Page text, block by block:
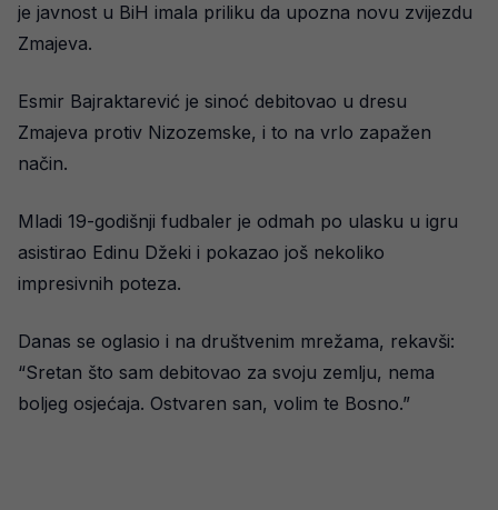
je javnost u BiH imala priliku da upozna novu zvijezdu
Zmajeva.
Esmir Bajraktarević je sinoć debitovao u dresu
Zmajeva protiv Nizozemske, i to na vrlo zapažen
način.
Mladi 19-godišnji fudbaler je odmah po ulasku u igru
asistirao Edinu Džeki i pokazao još nekoliko
impresivnih poteza.
Danas se oglasio i na društvenim mrežama, rekavši:
“Sretan što sam debitovao za svoju zemlju, nema
boljeg osjećaja. Ostvaren san, volim te Bosno.”